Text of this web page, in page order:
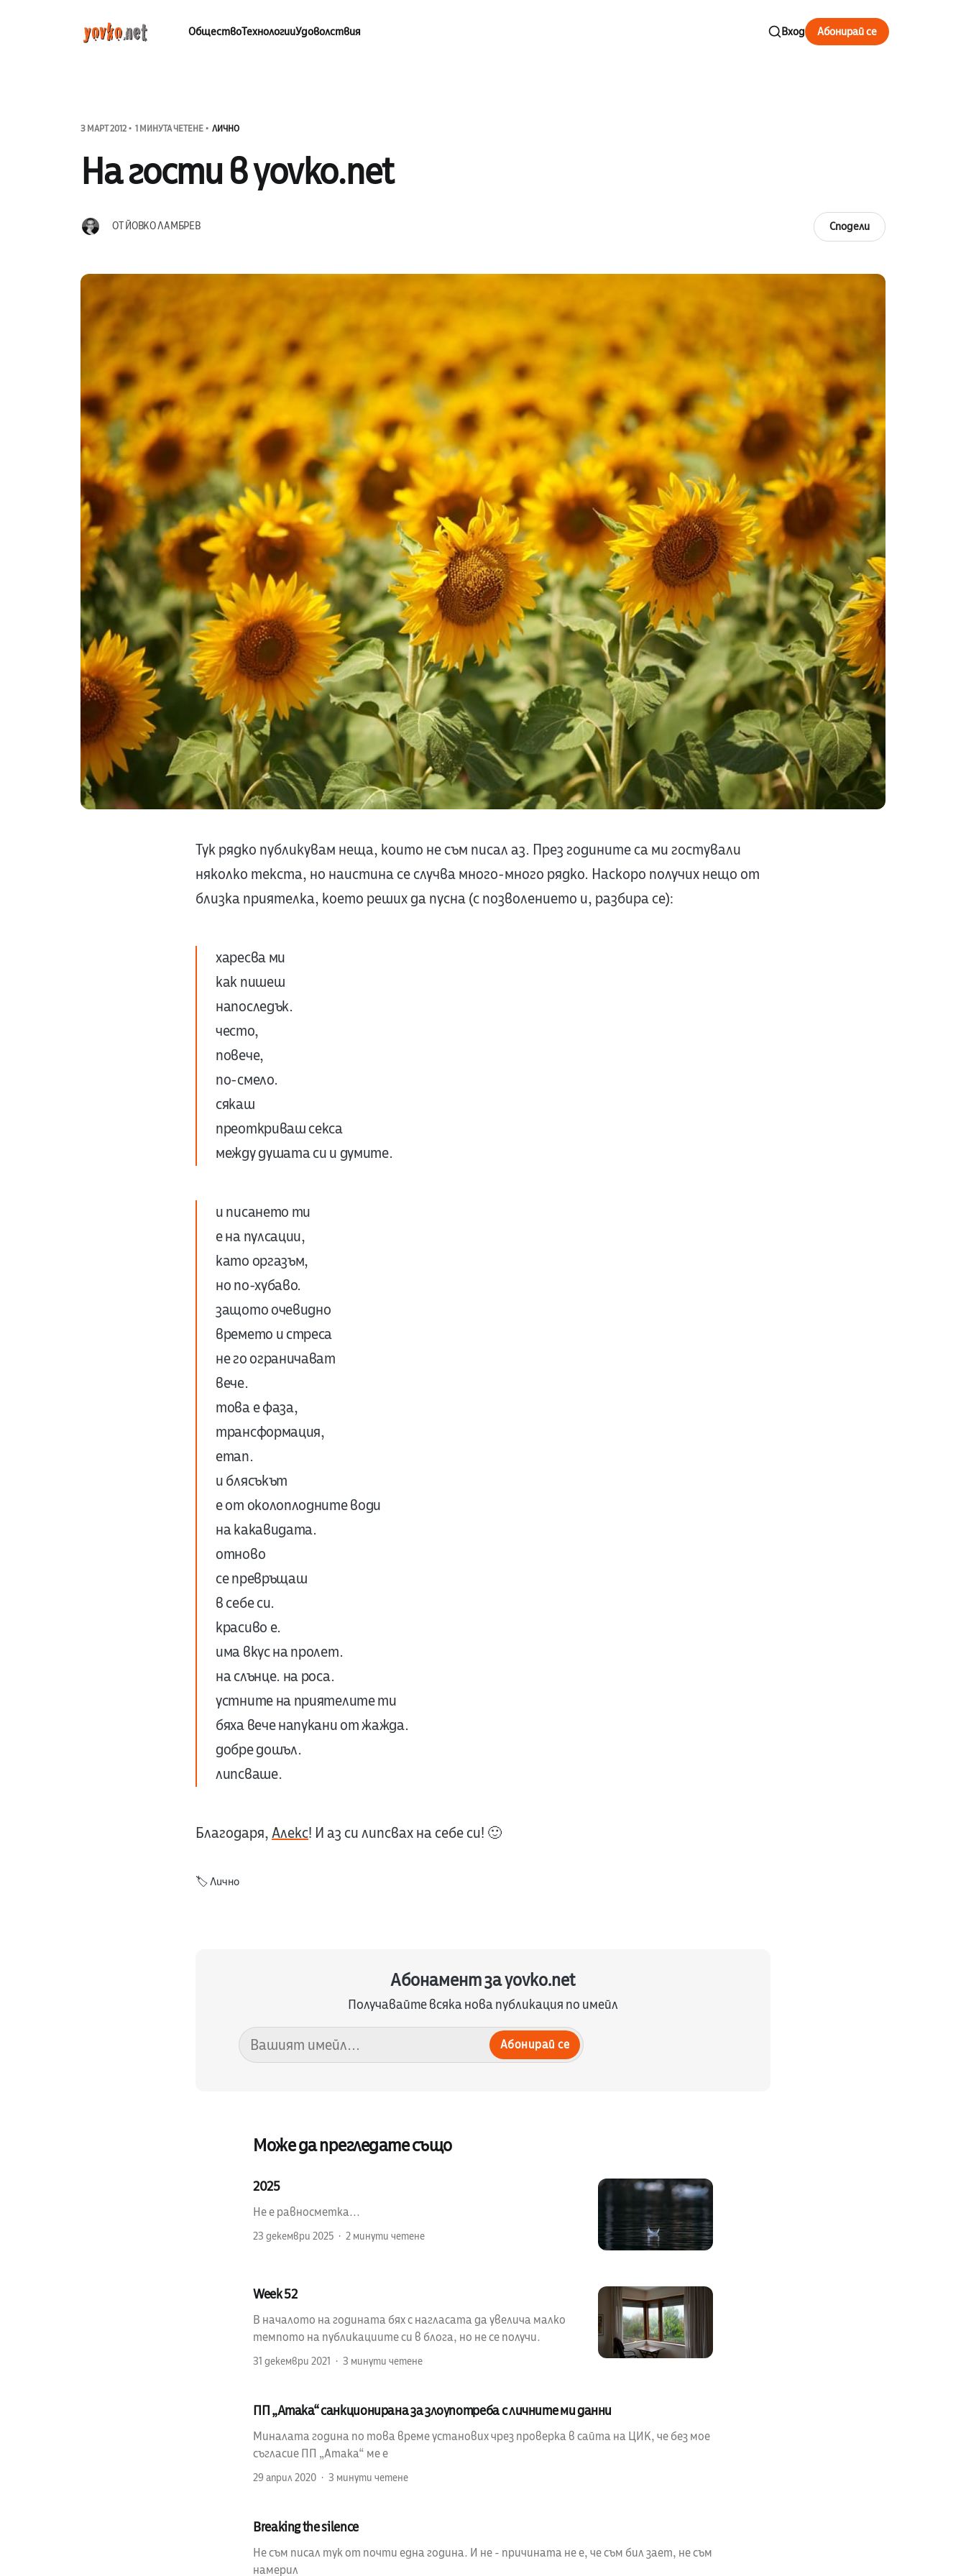
ОбществоТехнологииУдоволствия Вход Абонирай се
3 МАРТ 2012 1 МИНУТА ЧЕТЕНЕ ЛИЧНО
На гости в yovko.net
ОТЙОВКО ЛАМБРЕВ Сподели
Тук рядко публикувам неща, които не съм писал аз. През годините са ми гостували
няколко текста, но наистина се случва много-много рядко. Наскоро получих нещо от
близка приятелка, което реших да пусна (с позволението и, разбира се):
харесва ми
как пишеш
напоследък.
често,
повече,
по-смело.
сякаш
преоткриваш секса
между душата си и думите.
и писането ти
е на пулсации,
като оргазъм,
но по-хубаво.
защото очевидно
времето и стреса
не го ограничават
вече.
това е фаза,
трансформация,
етап.
и блясъкът
е от околоплодните води
на какавидата.
отново
се превръщаш
в себе си.
красиво е.
има вкус на пролет.
на слънце. на роса.
устните на приятелите ти
бяха вече напукани от жажда.
добре дошъл.
липсваше.
Благодаря,Алекс! И аз си липсвах на себе си! 🙂
🏷️Лично
Абонамент за yovko.net
Получавайте всяка нова публикация по имейл
Абонирай се
Може да прегледате също
2025
Не е равносметка...
23 декември 2025 2 минути четене
Week 52
В началото на годината бях с нагласата да увелича малко
темпото на публикациите си в блога, но не се получи.
31 декември 2021 3 минути четене
ПП „Атака“ санкционирана за злоупотреба с личните ми данни
Миналата година по това време установих чрез проверка в сайта на ЦИК, че без мое
съгласие ПП „Атака“ ме е
29 април 2020 3 минути четене
Breaking the silence
Не съм писал тук от почти една година. И не - причината не е, че съм бил зает, не съм
намерил